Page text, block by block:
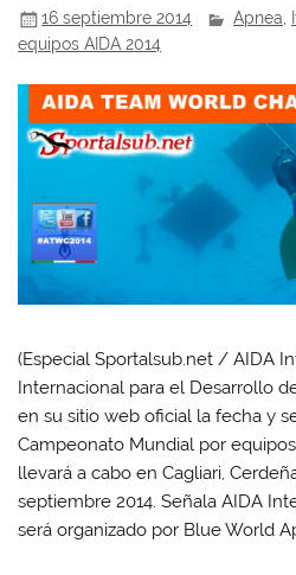
16 septiembre 2014 Apnea
equipos AIDA 2014
(Especial Sportalsub.net / AIDA
Internacional para el Desarrollo
en su sitio web oficial la fecha y
Campeonato Mundial por
llevará a cabo en Cagliari,
septiembre 2014. Señala AIDA
será organizado por Blue World